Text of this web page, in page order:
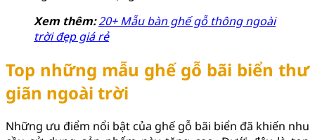
Xem thêm:20+ Mẫu bàn ghế gỗ thông ngoài
trời đẹp giá rẻ
Top những mẫu ghế gỗ bãi biển thư
giãn ngoài trời
Những ưu điểm nổi bật của ghế gỗ bãi biển đã khiến nhu